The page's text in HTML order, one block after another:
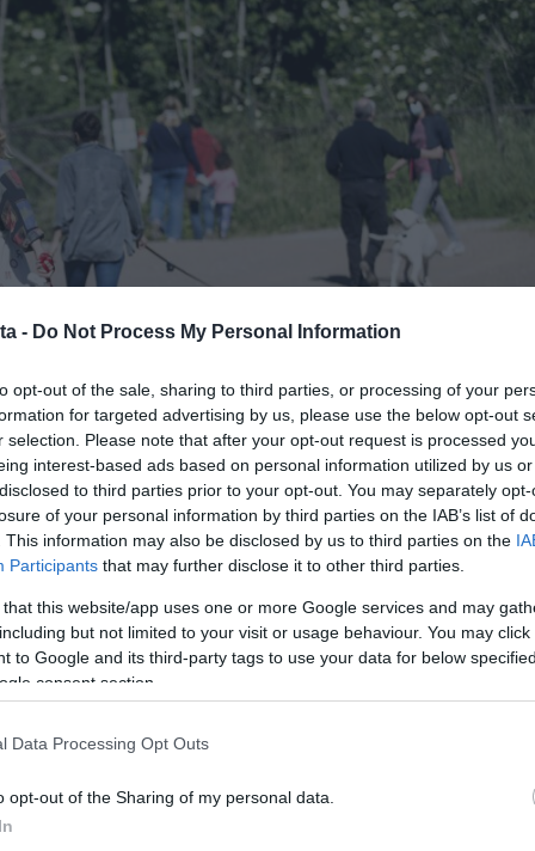
- Do Not Process My Personal Information
opt-out of the sale, sharing to third parties, or processing of your
for targeted advertising by us, please use the below opt-out
selection. Please note that after your opt-out request is processed
interest-based ads based on personal information utilized by us
to third parties prior to your opt-out. You may separately
of your personal information by third parties on the IAB’s list of
This information may also be disclosed by us to third parties on the
Participants that may further disclose it to other third parties.
that this website/app uses one or more Google services and may
but not limited to your visit or usage behaviour. You may
to Google and its third-party tags to use your data for below
consent section.
Data Processing Opt Outs
opt-out of the Sharing of my personal data.